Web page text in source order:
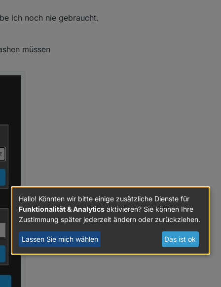
ich noch nie gebraucht.
müssen
Hallo! Könnten wir bitte einige zusätzliche Dienste für
Funktionalität & Analytics aktivieren? Sie können Ihre
Zustimmung später jederzeit ändern oder zurückziehen.
Lassen Sie mich wählen Das ist ok